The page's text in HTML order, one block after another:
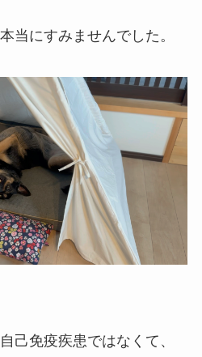
当にすみませんでした。
己免疫疾患ではなくて、